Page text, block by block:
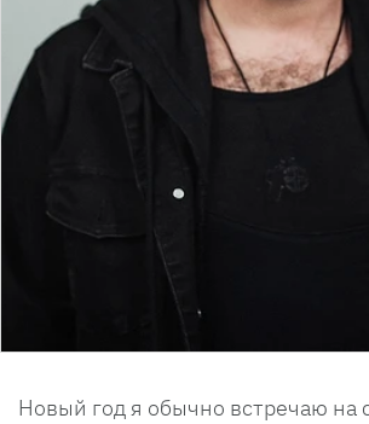
Новый год я обычно встречаю на